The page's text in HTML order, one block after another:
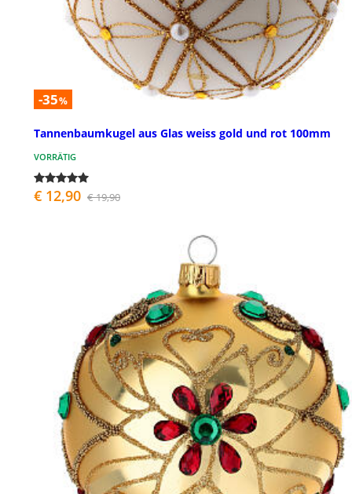
-35%
Tannenbaumkugel aus Glas weiss gold und rot 100mm
VORRÄTIG
€ 12,90 € 19,90